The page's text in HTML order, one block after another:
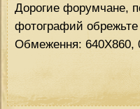
Дорогие форумчане,
фотографий обрежьте
Обмеження: 640Х860,